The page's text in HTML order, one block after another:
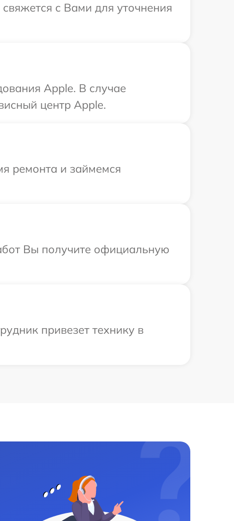
с Вами для уточнения
Apple. В случае
центр Apple.
ремонта и займемся
Вы получите официальную
привезет технику в